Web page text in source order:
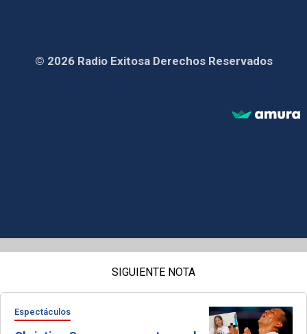
© 2026 Radio Exitosa Derechos Reservados
SIGUIENTE NOTA
Espectáculos